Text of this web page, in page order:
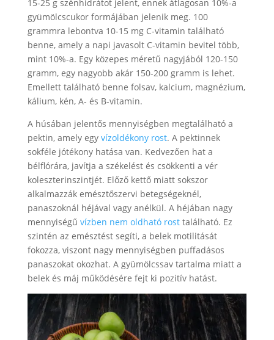
15-25 g szénhidrátot jelent, ennek átlagosan 10%-a
gyümölcscukor formájában jelenik meg. 100
grammra lebontva 10-15 mg C-vitamin található
benne, amely a napi javasolt C-vitamin bevitel több,
mint 10%-a. Egy közepes méretű nagyjából 120-150
gramm, egy nagyobb akár 150-200 gramm is lehet.
Emellett található benne folsav, kalcium, magnézium,
kálium, kén, A- és B-vitamin.
A húsában jelentős mennyiségben megtalálható a
pektin, amely egy vízoldékony rost. A pektinnek
sokféle jótékony hatása van. Kedvezően hat a
bélflórára, javítja a székelést és csökkenti a vér
koleszterinszintjét. Előző kettő miatt sokszor
alkalmazzák emésztőszervi betegségeknél,
panaszoknál héjával vagy anélkül. A héjában nagy
mennyiségű vízben nem oldható rost található. Ez
szintén az emésztést segíti, a belek motilitását
fokozza, viszont nagy mennyiségben puffadásos
panaszokat okozhat. A gyümölcssav tartalma miatt a
belek és máj működésére fejt ki pozitív hatást.